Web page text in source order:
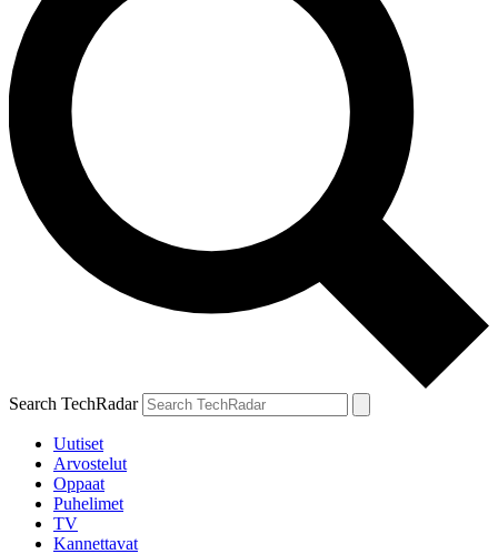
Search TechRadar
Uutiset
Arvostelut
Oppaat
Puhelimet
TV
Kannettavat